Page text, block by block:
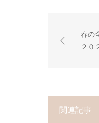
春の
２０
関連記事